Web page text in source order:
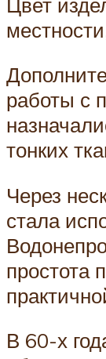
работы с
тонких
Через
стала
простота
В 60-х